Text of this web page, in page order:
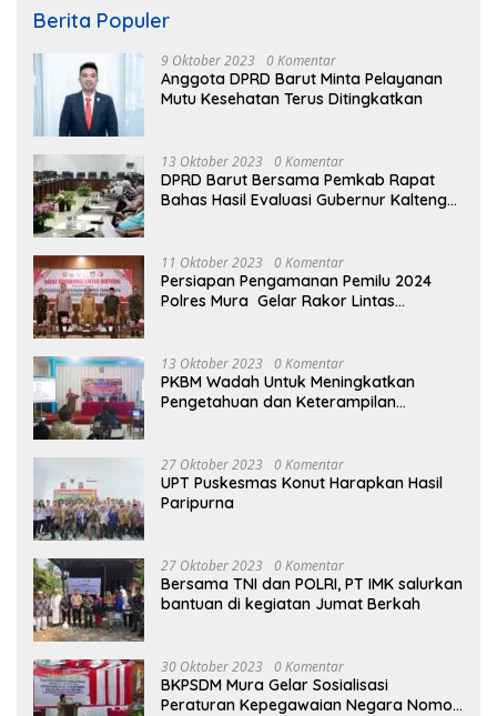
Berita Populer
9 Oktober 2023 0 Komentar
Anggota DPRD Barut Minta Pelayanan
Mutu Kesehatan Terus Ditingkatkan
13 Oktober 2023 0 Komentar
DPRD Barut Bersama Pemkab Rapat
Bahas Hasil Evaluasi Gubernur Kalteng
11 Oktober 2023 0 Komentar
Persiapan Pengamanan Pemilu 2024
Polres Mura Gelar Rakor Lintas
13 Oktober 2023 0 Komentar
PKBM Wadah Untuk Meningkatkan
Pengetahuan dan Keterampilan
27 Oktober 2023 0 Komentar
UPT Puskesmas Konut Harapkan Hasil
Paripurna
27 Oktober 2023 0 Komentar
Bersama TNI dan POLRI, PT IMK salurkan
bantuan di kegiatan Jumat Berkah
30 Oktober 2023 0 Komentar
BKPSDM Mura Gelar Sosialisasi
Peraturan Kepegawaian Negara Nomor